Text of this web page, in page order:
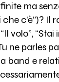
ma
che c'è”)? Il
volo”, “Stai
ne parles
band e